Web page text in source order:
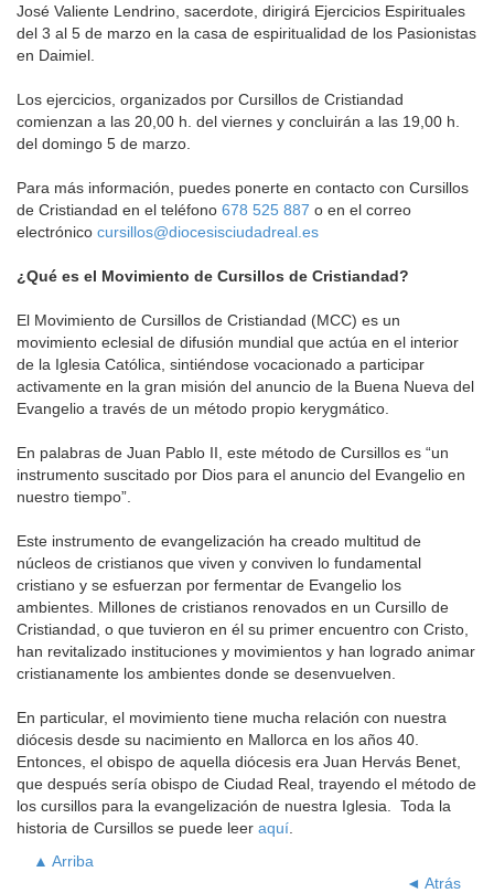
José Valiente Lendrino, sacerdote, dirigirá Ejercicios Espirituales
del 3 al 5 de marzo en la casa de espiritualidad de los Pasionistas
en Daimiel.
Los ejercicios, organizados por Cursillos de Cristiandad
comienzan a las 20,00 h. del viernes y concluirán a las 19,00 h.
del domingo 5 de marzo.
Para más información, puedes ponerte en contacto con Cursillos
de Cristiandad en el teléfono 678 525 887 o en el correo
electrónico cursillos@diocesisciudadreal.es
¿Qué es el Movimiento de Cursillos de Cristiandad?
El Movimiento de Cursillos de Cristiandad (MCC) es un
movimiento eclesial de difusión mundial que actúa en el interior
de la Iglesia Católica, sintiéndose vocacionado a participar
activamente en la gran misión del anuncio de la Buena Nueva del
Evangelio a través de un método propio kerygmático.
En palabras de Juan Pablo II, este método de Cursillos es “un
instrumento suscitado por Dios para el anuncio del Evangelio en
nuestro tiempo”.
Este instrumento de evangelización ha creado multitud de
núcleos de cristianos que viven y conviven lo fundamental
cristiano y se esfuerzan por fermentar de Evangelio los
ambientes. Millones de cristianos renovados en un Cursillo de
Cristiandad, o que tuvieron en él su primer encuentro con Cristo,
han revitalizado instituciones y movimientos y han logrado animar
cristianamente los ambientes donde se desenvuelven.
En particular, el movimiento tiene mucha relación con nuestra
diócesis desde su nacimiento en Mallorca en los años 40.
Entonces, el obispo de aquella diócesis era Juan Hervás Benet,
que después sería obispo de Ciudad Real, trayendo el método de
los cursillos para la evangelización de nuestra Iglesia. Toda la
historia de Cursillos se puede leer aquí
▲ Arriba
◄ Atrás